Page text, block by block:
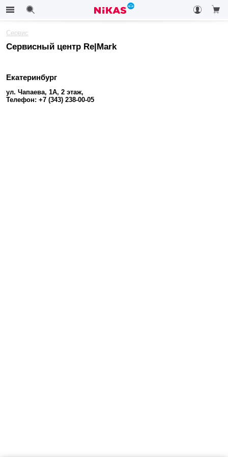
Сервис
Сервисный центр Re|Mark
Екатеринбург
ул. Чапаева, 1А, 2 этаж,
Телефон: +7 (343) 238-00-05